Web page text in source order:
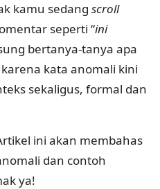
kamu sedang scroll
seperti “ini
bertanya-tanya apa
kata anomali kini
sekaligus, formal dan
ini akan membahas
dan contoh
ya!